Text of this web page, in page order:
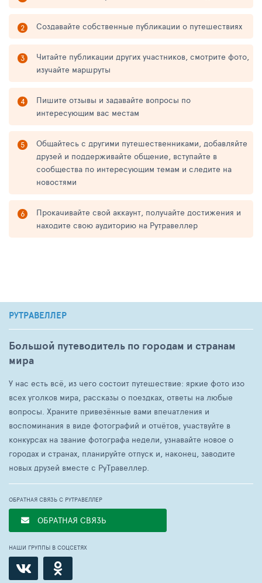
Создавайте собственные публикации о путешествиях
Читайте публикации других участников, смотрите фото,
изучайте маршруты
Пишите отзывы и задавайте вопросы по
интересующим вас местам
Общайтесь с другими путешественниками, добавляйте
друзей и поддерживайте общение, вступайте в
сообщества по интересующим темам и следите на
новостями
Прокачивайте свой аккаунт, получайте достижения и
находите свою аудиторию на Рутравеллер
РУТРАВЕЛЛЕР
Большой путеводитель по городам и странам
мира
У нас есть всё, из чего состоит путешествие: яркие фото изо
всех уголков мира, рассказы о поездках, ответы на любые
вопросы. Храните привезённые вами впечатления и
воспоминания в виде фотографий и отчётов, участвуйте в
конкурсах на звание фотографа недели, узнавайте новое о
городах и странах, планируйте отпуск и, наконец, заводите
новых друзей вместе с РуТравеллер.
ОБРАТНАЯ СВЯЗЬ С РУТРАВЕЛЛЕР
ОБРАТНАЯ СВЯЗЬ
НАШИ ГРУППЫ В СОЦСЕТЯХ